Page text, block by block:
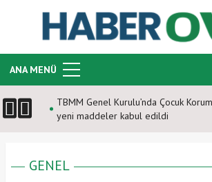
ANA MENÜ
TBMM Genel Kurulu’nda Çocuk
yeni maddeler kabul edildi
GENEL